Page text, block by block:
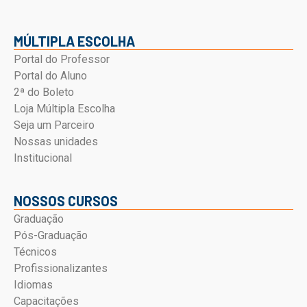
MÚLTIPLA ESCOLHA
Portal do Professor
Portal do Aluno
2ª do Boleto
Loja Múltipla Escolha
Seja um Parceiro
Nossas unidades
Institucional
NOSSOS CURSOS
Graduação
Pós-Graduação
Técnicos
Profissionalizantes
Idiomas
Capacitações